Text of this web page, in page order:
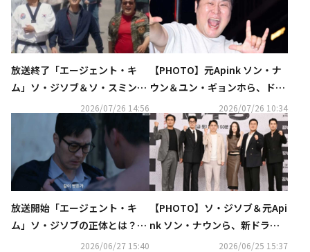
放送終了「エージェント・キ
ム 」ソ・ジソブ＆ソ・スミン父
娘らが迎えた結末とは？【ネタ
バレあり】
2026/07/26 14:56
【PHOTO】元Apink ソン・ナ
ウン＆ユン・ギョンホら、ドラ
マ「エージェント・キム 」最終
回の放送記念パーティーに参加
2026/07/26 10:34
放送開始「エージェント・キ
ム 」ソ・ジソブの正体とは？衝
撃の過去に注目【ネタバレあ
2026/06/27 15:40
【PHOTO】ソ・ジソブ＆元Api
nk ソン・ナウンら、新ドラマ
「エージェント・キム 」制作発
2026/06/25 15:37